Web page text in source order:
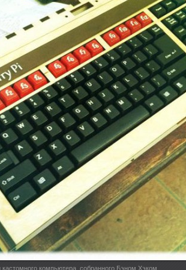
кастомного компьютера, собранного Бэном Хэком